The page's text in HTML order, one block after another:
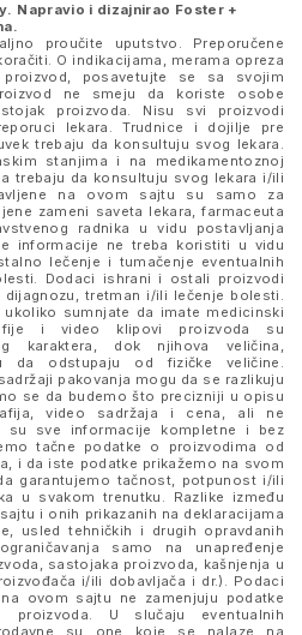
Napravio i dizajnirao Foster +
proučite uputstvo. Preporučene
O indikacijama, merama opreza
posavetujte se sa svojim
ne smeju da koriste osobe
proizvoda. Nisu svi proizvodi
lekara. Trudnice i dojilje pre
trebaju da konsultuju svog lekara.
stanjima i na medikamentoznoj
trebaju da konsultuju svog lekara i/ili
na ovom sajtu su samo za
zameni saveta lekara, farmaceuta
radnika u vidu postavljanja
informacije ne treba koristiti u vidu
lečenje i tumačenje eventualnih
Dodaci ishrani i ostali proizvodi
tretman i/ili lečenje bolesti.
sumnjate da imate medicinski
i video klipovi proizvoda su
karaktera, dok njihova veličina,
da odstupaju od fizičke veličine.
pakovanja mogu da se razlikuju
se da budemo što precizniji u opisu
video sadržaja i cena, ali ne
su sve informacije kompletne i bez
tačne podatke o proizvodima od
i da iste podatke prikažemo na svom
garantujemo tačnost, potpunost i/ili
u svakom trenutku. Razlike između
i onih prikazanih na deklaracijama
usled tehničkih i drugih opravdanih
samo na unapređenje
sastojaka proizvoda, kašnjenja u
i/ili dobavljača i dr.). Podaci
ovom sajtu ne zamenjuju podatke
proizvoda. U slučaju eventualnih